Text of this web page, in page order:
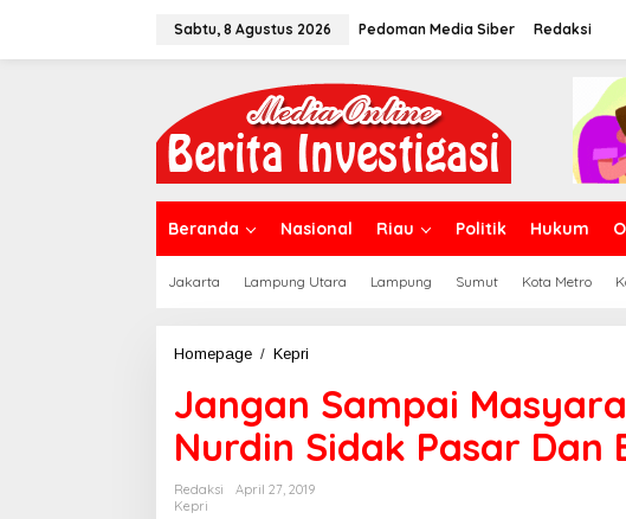
Sabtu, 8 Agustus 2026 Pedoman Media Siber Redaksi
Beranda Nasional Riau Politik Hukum
Jakarta Lampung Utara Lampung Sumut Kota Metro
Homepage / Kepri
a
n
S
Jangan Sampai
Nurdin Sidak Pasar Dan
Redaksi
April 27, 2019
Kepri